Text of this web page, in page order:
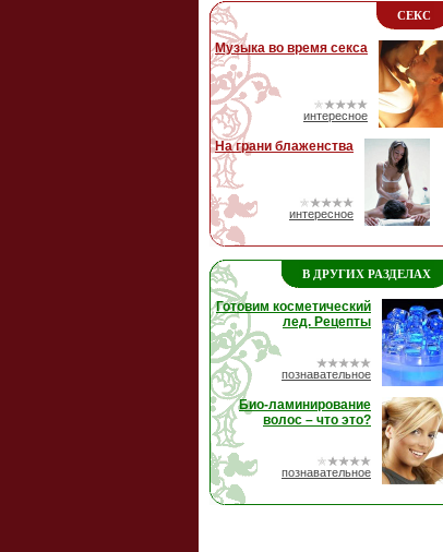
СЕКС
Музыка во время секса
интересное
На грани блаженства
интересное
В ДРУГИХ РАЗДЕЛАХ
Готовим косметический
лед. Рецепты
познавательное
Био-ламинирование
волос – что это?
познавательное